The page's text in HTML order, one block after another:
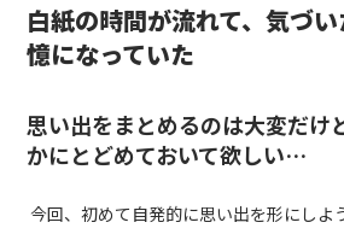
白紙の時間が流れて、気づ
憶になっていた
思い出をまとめるのは大変だけ
かにとどめておいて欲しい…
今回、初めて自発的に思い出を形にしよ